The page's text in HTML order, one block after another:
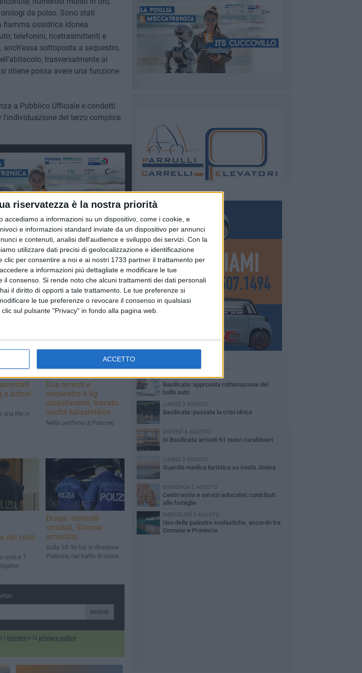
riservatezza è la nostra priorità
accediamo a informazioni su un dispositivo, come i cookie, e
e informazioni standard inviate da un dispositivo per annunci
e contenuti, analisi dell'audience e sviluppo dei servizi. Con la
utilizzare dati precisi di geolocalizzazione e identificazione
clic per consentire a noi e ai nostri 1733 partner il trattamento per
a informazioni più dettagliate e modificare le tue
il consenso. Si rende noto che alcuni trattamenti dei dati personali
il diritto di opporti a tale trattamento. Le tue preferenze si
le tue preferenze o revocare il consenso in qualsiasi
sul pulsante "Privacy" in fondo alla pagina web.
ACCETTO
da polso. Sono stati
fiamma ossidrica idonea
telefonini, ricetrasmittenti e
sottoposta a sequestro,
trasversalmente ai
ritiene possa avere una funzione
a Pubblico Ufficiale e condotti
l'individuazione del terzo complice
e azioni
una lite in
Due arresti e
sequestro 6 kg
stupefacenti, trovato
anche kalashnikov
Nella periferia di Policoro
dei reati
orali e 7
Droga: controlli
stradali, 55enne
arrestato
Sulla SS 96 bis in direzione
Potenza, nel tratto di Irsina
Iscriviti
i termini e la privacy policy
MARTEDÌ 4 AGOSTO
Basilicata: approvata rottamazione del
bollo auto
LUNEDÌ 3 AGOSTO
Basilicata: passata la crisi idrica
GIOVEDÌ 6 AGOSTO
In Basilicata arrivati 61 nuovi carabinieri
LUNEDÌ 3 AGOSTO
Guardia medica turistica su costa Jonica
DOMENICA 2 AGOSTO
Centri estivi e servizi educativi: contributi
alle famiglie
MERCOLEDÌ 5 AGOSTO
Uso delle palestre scolastiche, accordo tra
Comune e Provincia